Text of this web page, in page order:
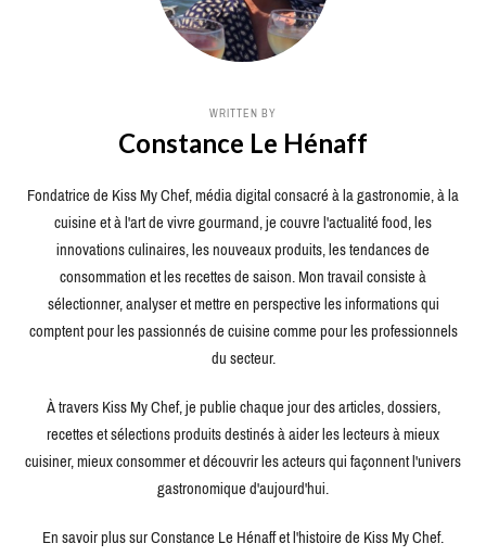
WRITTEN BY
Constance Le Hénaff
Fondatrice de Kiss My Chef, média digital consacré à la gastronomie, à la
cuisine et à l'art de vivre gourmand, je couvre l'actualité food, les
innovations culinaires, les nouveaux produits, les tendances de
consommation et les recettes de saison. Mon travail consiste à
sélectionner, analyser et mettre en perspective les informations qui
comptent pour les passionnés de cuisine comme pour les professionnels
du secteur.
À travers Kiss My Chef, je publie chaque jour des articles, dossiers,
recettes et sélections produits destinés à aider les lecteurs à mieux
cuisiner, mieux consommer et découvrir les acteurs qui façonnent l'univers
gastronomique d'aujourd'hui.
En savoir plus sur Constance Le Hénaff et l'histoire de Kiss My Chef.